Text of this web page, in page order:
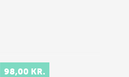
98,00 KR.